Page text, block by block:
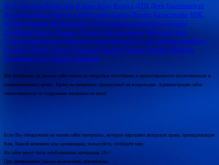
ВСУ Венгрия Взрыв газа В мире Вода Воздух ДТП Дети Екатеринбург
Железная Дорога Иркутск Иркутская область Италия Катастрофы МЧС
Москва Москва, Шереметьево (SVO) Московская область Оружие
Погибшие Поезда Пожары Полеты Пострадавшие Происшествия
Путешествия Россия Самолеты Санкт-Петербург Следственный комитет
России (СК РФ) Смерть Стрельба Таиланд Туризм Турция Убийства
Уголовные дела Украина Экология
Все материалы на данном сайте взяты из открытых источников и предоставляются исключительно в
ознакомительных целях. Права на материалы принадлежат их владельцам. Администрация сайта
ответственности за содержание материала не несет.
Если Вы обнаружили на нашем сайте материалы, которые нарушают авторские права, принадлежащие
Вам, Вашей компании или организации, пожалуйста, сообщите нам.
На сайте могут быть опубликованы материалы 18+!
При цитировании ссылка на источник обязательна.